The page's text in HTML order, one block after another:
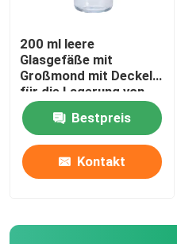
Glaswasserpitcher
Glasweindekanzer
200 ml leere
Glasgefäße mit
Großmond mit Deckel
für die Lagerung von
Lebensmitteln
Bestpreis
Kontakt